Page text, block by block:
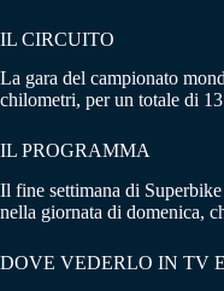
IL CIRCUITO
La gara del campionato
chilometri, per un totale di
IL PROGRAMMA
Il fine settimana di
nella giornata di domenica,
DOVE VEDERLO IN TV